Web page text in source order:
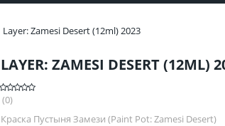
Layer: Zamesi Desert (12ml) 2023
LAYER: ZAMESI DESERT (12ML)
(0)
Краска Пустыня Замези (Paint Pot: Zamesi Desert)